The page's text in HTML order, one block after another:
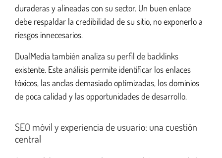
duraderas y alineadas con su sector. Un buen enlace
debe respaldar la credibilidad de su sitio, no exponerlo a
riesgos innecesarios.
DualMedia también analiza su perfil de backlinks
existente. Este análisis permite identificar los enlaces
tóxicos, las anclas demasiado optimizadas, los dominios
de poca calidad y las opportunidades de desarrollo.
SEO móvil y experiencia de usuario: una cuestión
central